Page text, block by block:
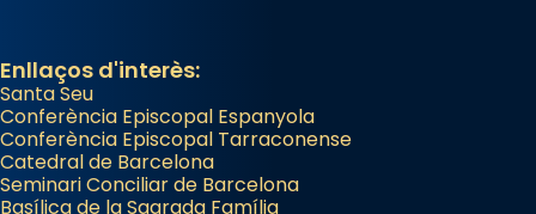
Enllaços d'interès:
Santa Seu
Conferència Episcopal Espanyola
Conferència Episcopal Tarraconense
Catedral de Barcelona
Seminari Conciliar de Barcelona
Basílica de la Sagrada Família